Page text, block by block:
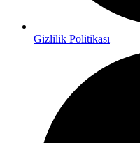
Gizlilik Politikası